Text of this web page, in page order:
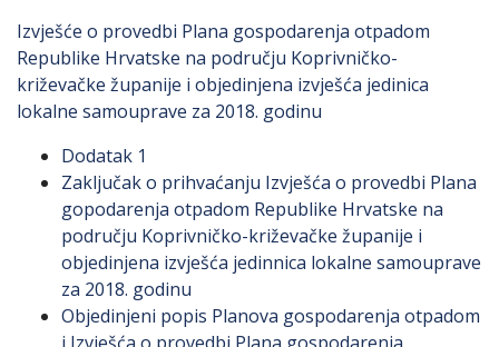
Izvješće o provedbi Plana gospodarenja otpadom
Republike Hrvatske na području Koprivničko-
križevačke županije i objedinjena izvješća jedinica
lokalne samouprave za 2018. godinu
Dodatak 1
Zaključak o prihvaćanju Izvješća o provedbi Plana
gopodarenja otpadom Republike Hrvatske na
području Koprivničko-križevačke županije i
objedinjena izvješća jedinnica lokalne samouprave
za 2018. godinu
Objedinjeni popis Planova gospodarenja otpadom